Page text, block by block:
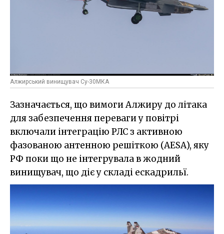
Алжирський винищувач Су-30МКА
Зазначається, що вимоги Алжиру до літака
для забезпечення переваги у повітрі
включали інтеграцію РЛС з активною
фазованою антенною решіткою (AESA), яку
РФ поки що не інтегрувала в жодний
винищувач, що діє у складі ескадрильї.